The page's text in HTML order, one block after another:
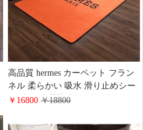
高品質 hermes カーペット フラン
ネル 柔らかい 吸水 滑り止めシー
ト 純色 洗濯機洗い可能 ブランド
防音 滑り止め 防ダニ 防臭 Versace
￥16800￥18800